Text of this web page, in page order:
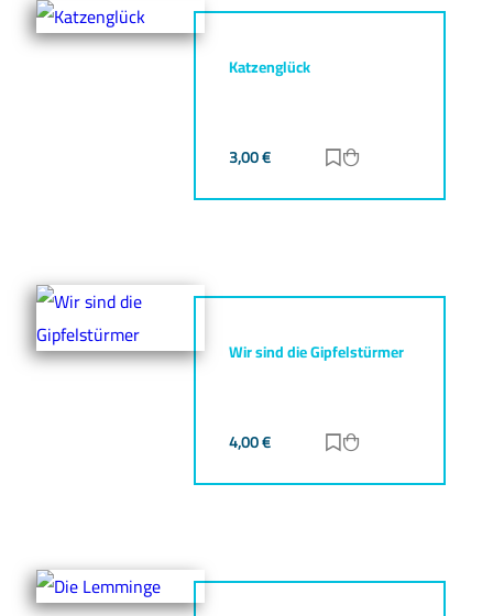
Katzenglück
3,00€ Zur Merkliste
Wir sind die Gipfelstürmer
4,00€ Zur Merkliste